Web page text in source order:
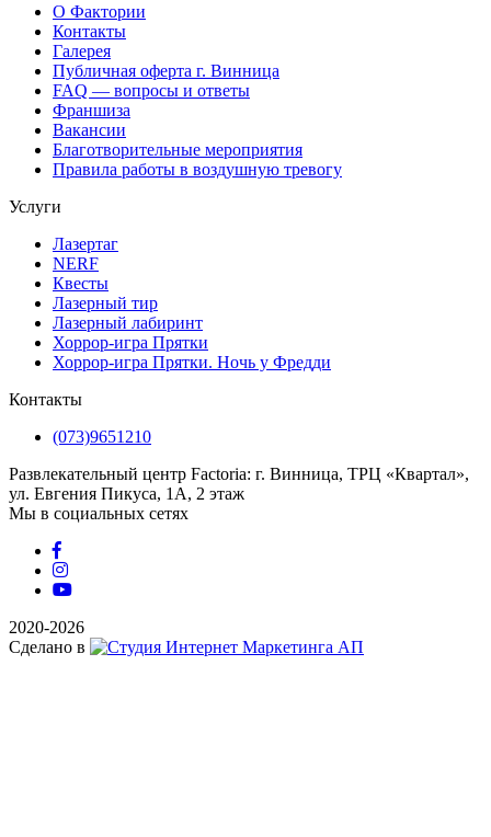
О Фактории
Контакты
Галерея
Публичная оферта г. Винница
FAQ — вопросы и ответы
Франшиза
Вакансии
Благотворительные мероприятия
Правила работы в воздушную тревогу
Услуги
Лазертаг
NERF
Квесты
Лазерный тир
Лазерный лабиринт
Хоррор-игра Прятки
Хоррор-игра Прятки. Ночь у Фредди
Контакты
(073)9651210
Развлекательный центр Factoria: г. Винница, ТРЦ «Квартал»,
ул. Евгения Пикуса, 1А, 2 этаж
Мы в социальных сетях
2020-2026
Сделано в